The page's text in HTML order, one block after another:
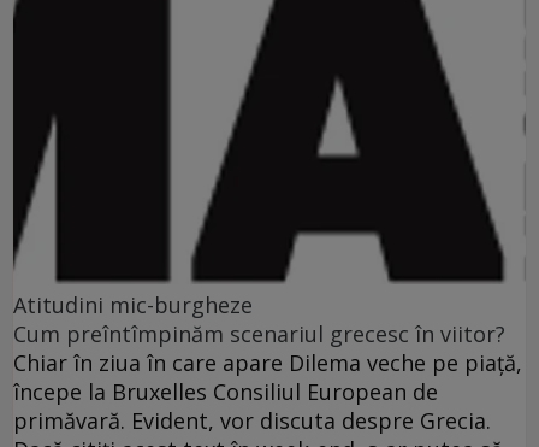
Atitudini mic-burgheze
Cum preîntîmpinăm scenariul grecesc în viitor?
Chiar în ziua în care apare Dilema veche pe piaţă,
începe la Bruxelles Consiliul European de
primăvară. Evident, vor discuta despre Grecia.